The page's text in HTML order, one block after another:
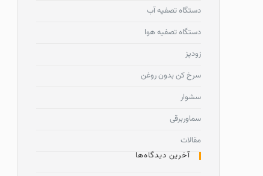
دستگاه تصفیه آب
دستگاه تصفیه هوا
زودپز
سرخ کن بدون روغن
سشوار
سماوربرقی
مقالات
آخرین دیدگاه‌ها